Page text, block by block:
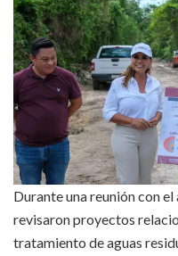
Durante una reunión con el
revisaron proyectos
tratamiento de aguas